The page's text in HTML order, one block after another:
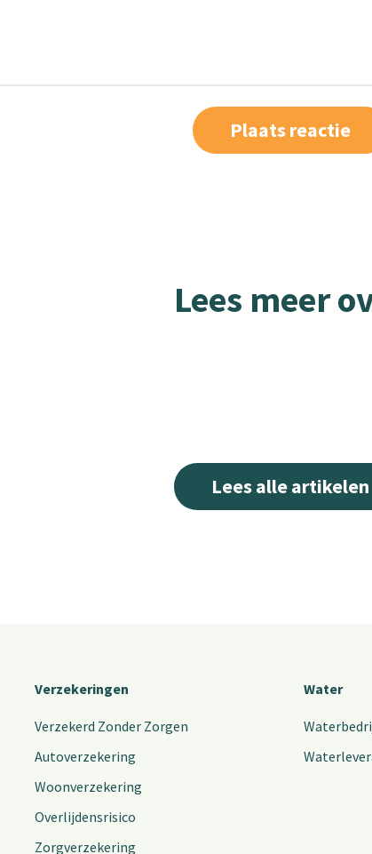
Lees meer
Lees alle artikelen
Verzekeringen
Verzekerd Zonder Zorgen
Autoverzekering
Woonverzekering
Overlijdensrisico
Zorgverzekering
Water